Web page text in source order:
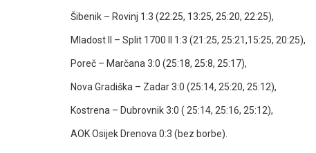
Šibenik – Rovinj 1:3 (22:25, 13:25, 25:20, 22:25),
Mladost II – Split 1700 II 1:3 (21:25, 25:21,15:25, 20:25),
Poreč – Marčana 3:0 (25:18, 25:8, 25:17),
Nova Gradiška – Zadar 3:0 (25:14, 25:20, 25:12),
Kostrena – Dubrovnik 3:0 ( 25:14, 25:16, 25:12),
AOK Osijek Drenova 0:3 (bez borbe).